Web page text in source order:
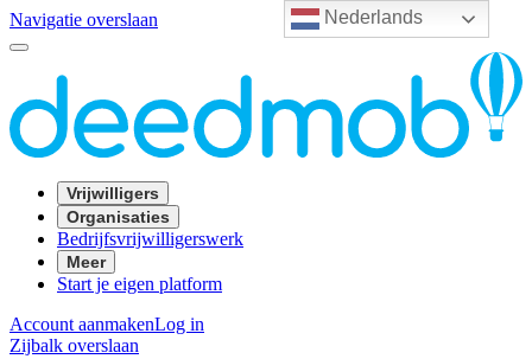
Nederlands
Navigatie overslaan
Vrijwilligers
Organisaties
Bedrijfsvrijwilligerswerk
Meer
Start je eigen platform
Account aanmakenLog in
Zijbalk overslaan